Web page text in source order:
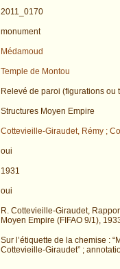
2011_0170
monument
Médamoud
Temple de Montou
Relevé de paroi (figurations ou
Structures Moyen Empire
Cottevieille-Giraudet, Rémy ;
oui
1931
oui
R. Cottevieille-Giraudet,
Moyen Empire (FIFAO 9/1),
Sur l’étiquette de la chemise :
Cottevieille-Giraudet” ;